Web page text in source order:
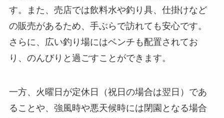
す。また、売店では飲料水や釣り具、仕掛けなど
の販売があるため、手ぶらで訪れても安心です。
さらに、広い釣り場にはベンチも配置されてお
り、のんびりと過ごすことができます。
一方、火曜日が定休日（祝日の場合は翌日）であ
ることや、強風時や悪天候時には閉園となる場合